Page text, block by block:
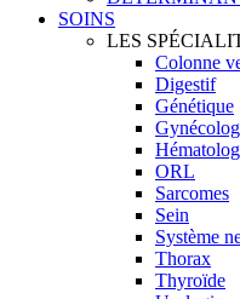
SOINS
LES
Colonne
Digestif
Génétique
ORL
Sarcomes
Sein
Système
Thorax
Thyroïde